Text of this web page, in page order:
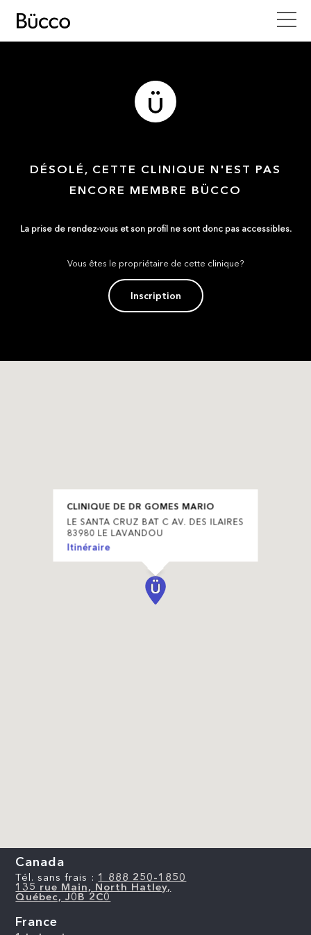
DÉSOLÉ, CETTE CLINIQUE N'EST PAS
ENCORE MEMBRE BÜCCO
La prise de rendez-vous et son profil ne sont donc pas accessibles.
Vous êtes le propriétaire de cette clinique?
Inscription
CLINIQUE DE DR GOMES MARIO
LE SANTA CRUZ BAT C AV. DES ILAIRES
83980 LE LAVANDOU
Itinéraire
Canada
Tél. sans frais : 1 888 250-1850
135 rue Main, North Hatley,
Québec, J0B 2C0
France